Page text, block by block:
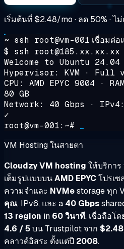
เริ่มต้นที่ $2.48/mo · ลด 50% ·
~ ssh root@vm-001 เชื่อมต่อ
$ ssh root@185.xx.xx.xx
Welcome to Ubuntu
Hypervisor: KVM ·
CPU: AMD EPYC 9004 ·
80 GB
Network: 40 Gbps ·
✓
root@vm-001:~#
VM Hosting ในสายตา
Cloudzy VM hosting ให้บริการ
เต็มรูปแบบบนAMD EPYCโปรเซ
ความจำและ NVMestorage ทุก
คุณ, IPv6, และ a 40 Gbps
13 region in 60 วินาที. เชื่อถือโด
4.6 / 5บน Trustpilot จาก
คลาวด์อิสระ ตั้งแต่ปี 2008.